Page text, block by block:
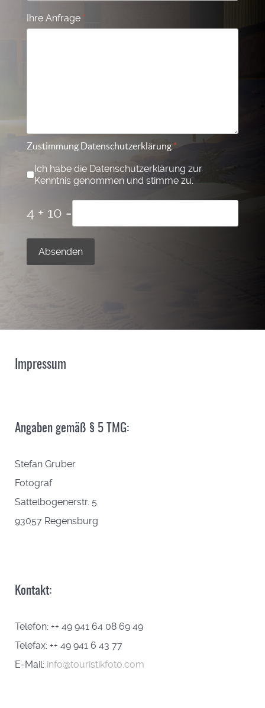
Ihre Anfrage *
Zustimmung Datenschutzerklärung *
Ich habe die Datenschutzerklärung zur
Kenntnis genommen und stimme zu.
4 + 10 =
Absenden
Impressum
Angaben gemäß § 5 TMG:
Stefan Gruber
Fotograf
Sattelbogenerstr. 5
93057 Regensburg
Kontakt:
Telefon: ++ 49 941 64 08 69 49
Telefax: ++ 49 941 6 43 77
E-Mail: info@touristikfoto.com